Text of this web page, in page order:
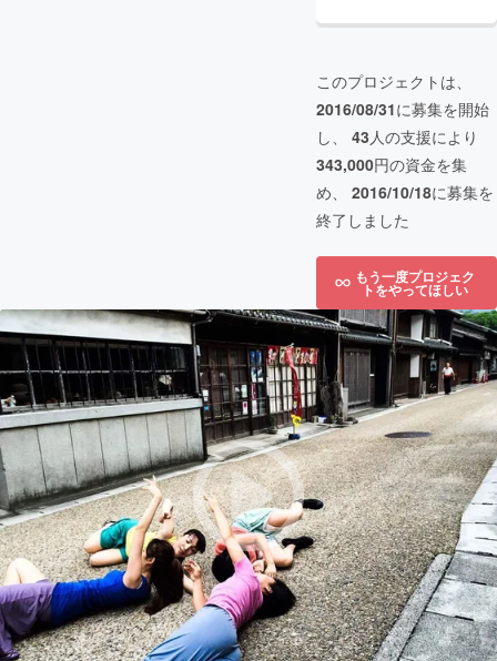
このプロジェクトは、
2016/08/31に募集を開始
し、 43人の支援により
343,000円の資金を集
め、 2016/10/18に募集を
終了しました
もう一度プロジェク
トをやってほしい